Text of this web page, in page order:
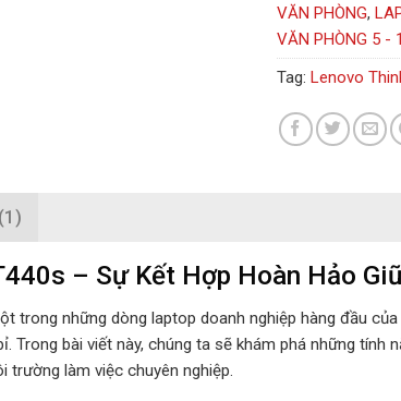
VĂN PHÒNG,
VĂN PHÒNG 5 -
Tag: Lenovo
– Sự Kết Hợp Hoàn Hảo
trong những dòng laptop doanh nghiệp hàng đầu
Trong bài viết này, chúng ta sẽ khám phá những tính
làm việc chuyên nghiệp.